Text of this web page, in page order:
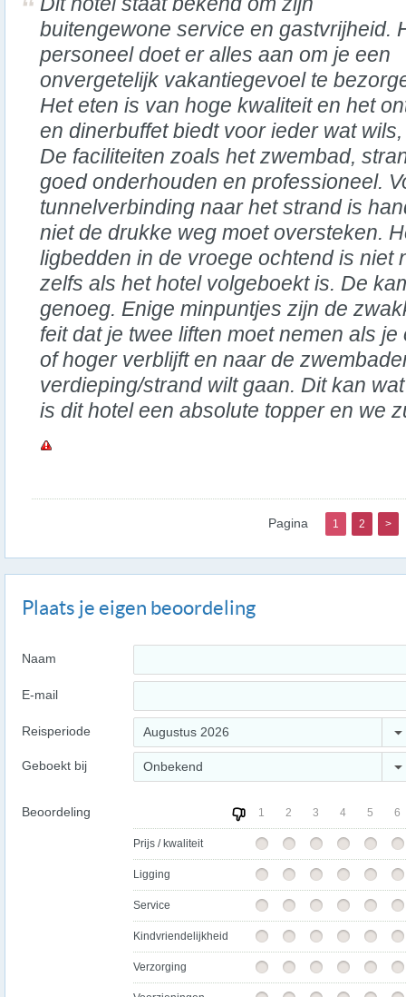
buitengewone service en gastvrijheid.
personeel doet er alles aan om je een
onvergetelijk vakantiegevoel te
Het eten is van hoge kwaliteit en het
en dinerbuffet biedt voor ieder wat
De faciliteiten zoals het zwembad,
goed onderhouden en professioneel.
tunnelverbinding naar het strand is
niet de drukke weg moet oversteken.
ligbedden in de vroege ochtend is niet
zelfs als het hotel volgeboekt is. De
genoeg. Enige minpuntjes zijn de
feit dat je twee liften moet nemen als
of hoger verblijft en naar de
verdieping/strand wilt gaan. Dit kan
is dit hotel een absolute topper en we
Pagina 1 2 >
Plaats je eigen beoordeling
Naam
E-mail
Reisperiode Augustus 2026
Geboekt bij Onbekend
Beoordeling 1 2 3 4 5 6
Prijs / kwaliteit
Ligging
Service
Kindvriendelijkheid
Verzorging